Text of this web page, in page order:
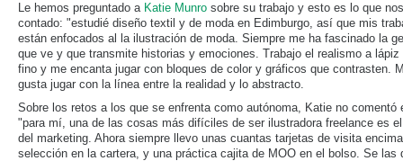
Le hemos preguntado a Katie Munro sobre su trabajo y esto es lo que
contado: "estudié diseño textil y de moda en Edimburgo, así que mis
están enfocados al la ilustración de moda. Siempre me ha fascinado la
que ve y que transmite historias y emociones. Trabajo el realismo a lápiz
fino y me encanta jugar con bloques de color y gráficos que contrasten.
gusta jugar con la línea entre la realidad y lo abstracto.
Sobre los retos a los que se enfrenta como autónoma, Katie no comentó
"para mí, una de las cosas más difíciles de ser ilustradora freelance es
del marketing. Ahora siempre llevo unas cuantas tarjetas de visita
selección en la cartera, y una práctica cajita de MOO en el bolso. Se las